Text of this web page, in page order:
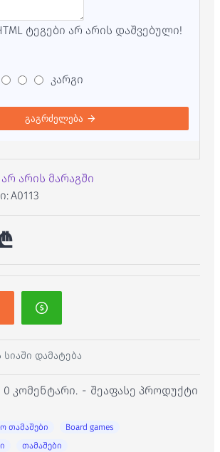
ტეგები არ არის დაშვებული!
კარგი
გაგრძელება
არ არის მარაგში
A0113
კომენტარი. - შეაფასე პროდუქტი
დამატება
თამაშები
Board games
თამაშები